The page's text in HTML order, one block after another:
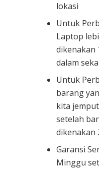
lokasi
Untuk
Laptop
dikenakan
dalam
Untuk
barang
kita
setelah
dikenakan
Garansi
Minggu